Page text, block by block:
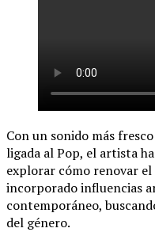
Con un sonido más
ligada al Pop, el artista
explorar cómo renovar el
incorporado influencias
contemporáneo,
del género.